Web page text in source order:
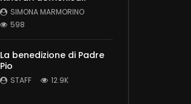
SIMONA MARMORINO
598
La benedizione di Padre
Pio
STAFF 12.9K